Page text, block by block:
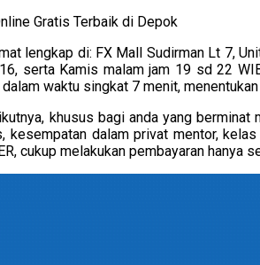
lengkap di: FX Mall Sudirman Lt 7,
serta Kamis malam jam 19 sd 22
waktu singkat 7 menit,
khusus bagi anda yang
kesempatan dalam privat mentor,
cukup melakukan pembayaran hanya